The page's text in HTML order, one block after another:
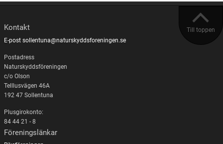
Till toppen
Kontakt
E-post sollentuna@naturskyddsforeningen.se
Postadress
Naturskyddsföreningen
c/o Olson
Telllusvägen 46A
192 47 Sollentuna
Plusgirokonto:
84 44 21 - 8
Föreningslänkar